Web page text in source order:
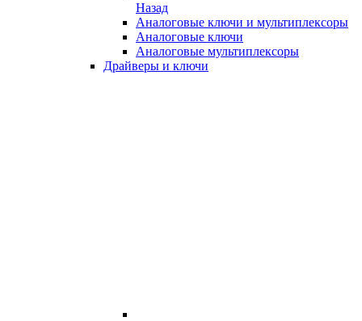
Назад
Аналоговые ключи и мультиплексоры
Аналоговые ключи
Аналоговые мультиплексоры
Драйверы и ключи